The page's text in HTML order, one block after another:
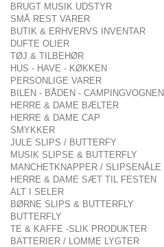
BRUGT MUSIK UDSTYR
SMÅ REST VARER
BUTIK & ERHVERVS INVENTAR
DUFTE OLIER
TØJ & TILBEHØR
HUS - HAVE - KØKKEN
PERSONLIGE VARER
BILEN - BÅDEN - CAMPINGVOGNEN
HERRE & DAME BÆLTER
HERRE & DAME CAP
SMYKKER
JULE SLIPS / BUTTERFY
MUSIK SLIPSE & BUTTERFLY
MANCHETKNAPPER / SLIPSENÅLE
HERRE & DAME SÆT TIL FESTEN
ALT I SELER
BØRNE SLIPS & BUTTERFLY
BUTTERFLY
TE & KAFFE -SLIK PRODUKTER
BATTERIER / LOMME LYGTER